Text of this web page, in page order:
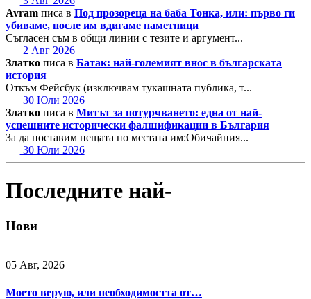
Avram писа в Под прозореца на баба Тонка, или: първо ги
убиваме, после им вдигаме паметници
Съгласен съм в общи линии с тезите и аргумент...
2 Авг 2026
Златко писа в Батак: най-големият внос в българската
история
Откъм Фейсбук (изключвам тукашната публика, т...
30 Юли 2026
Златко писа в Митът за потурчването: една от най-
успешните исторически фалшификации в България
За да поставим нещата по местата им:Обичайния...
30 Юли 2026
Последните най-
Нови
05 Авг, 2026
Моето верую, или необходимостта от…